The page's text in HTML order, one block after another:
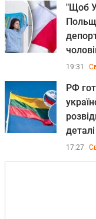
"Щоб
19:31
РФ
деталі
17:27